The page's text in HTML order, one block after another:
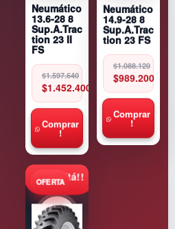
Neumático
13.6-28 8
Sup.A.Trac
tion 23 II
FS
$1.597.640
Original
price
was:
$1.597.640.
$1.452.400
Current
price
is:
$1.452.400.
Comprar
!
Neumático
14.9-28 8
Sup.A.Trac
tion 23 FS
$1.088.120
Original
price
was:
$1.088.120.
$989.200
Current
price
is:
$989.200.
Comprar
!
Consultá!!